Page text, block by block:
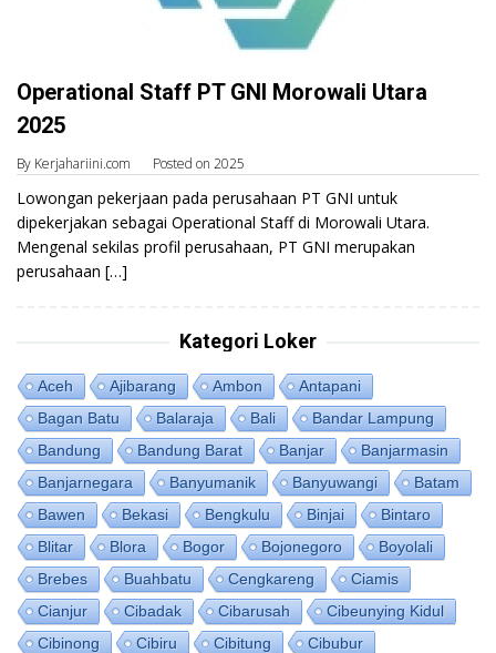
Operational Staff PT GNI Morowali Utara
2025
By Kerjahariini.com Posted on 2025
Lowongan pekerjaan pada perusahaan PT GNI untuk
dipekerjakan sebagai Operational Staff di Morowali Utara.
Mengenal sekilas profil perusahaan, PT GNI merupakan
perusahaan […]
Kategori Loker
Aceh Ajibarang Ambon
Antapani
Bagan Batu
Balaraja Bali
Bandar Lampung
Bandung
Bandung Barat Banjar
Banjarmasin
Banjarnegara
Banyumanik Banyuwangi
Batam
Bawen
Bekasi Bengkulu Binjai
Bintaro
Blitar
Blora Bogor Bojonegoro
Boyolali
Brebes
Buahbatu Cengkareng
Ciamis
Cianjur
Cibadak Cibarusah
Cibeunying Kidul
Cibinong
Cibiru Cibitung
Cibubur